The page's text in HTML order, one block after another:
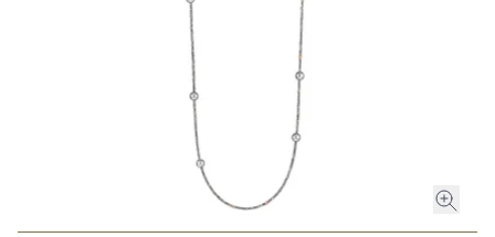
ROLEX CERTIFIED PRE-OWNED